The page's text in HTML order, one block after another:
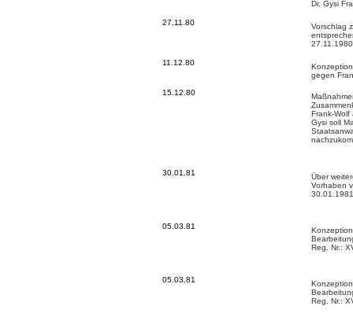
Dr. Gysi
27.11.80
Vorschlag
27.11.1980
11.12.80
gegen
15.12.80
Frank-
Gysi soll
30.01.81
Über
Vorhaben
30.01.1981
05.03.81
Reg. Nr.:
05.03.81
Reg. Nr.: